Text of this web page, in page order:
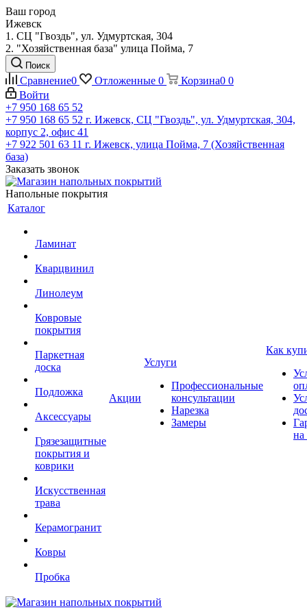
Ваш город
Ижевск
1. СЦ "Гвоздь", ул. Удмуртская, 304
2. "Хозяйственная база" улица Пойма, 7
Поиск
Сравнение0 Отложенные 0 Корзина0 0
Войти
+7 950 168 65 52
+7 950 168 65 52 г. Ижевск, СЦ "Гвоздь", ул. Удмуртская, 304,
корпус 2, офис 41
+7 922 501 63 11 г. Ижевск, улица Пойма, 7 (Хозяйственная
база)
Заказать звонок
Напольные покрытия
Каталог
Ламинат
Кварцвинил
Линолеум
Ковровые
покрытия
Паркетная
доска
Подложка
Аксессуары
Грязезащитные
покрытия и
коврики
Искусственная
трава
Керамогранит
Ковры
Пробка
Акции
Услуги
Профессиональные
консультации
Нарезка
Замеры
Как
на